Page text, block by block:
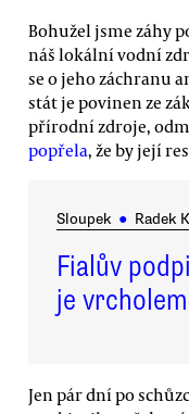
Bohužel jsme záhy
náš lokální vodní
se o jeho záchranu
stát je povinen ze
přírodní zdroje,
popřela, že by její
Sloupek ● Radek
Fialův
je
Jen pár dní po